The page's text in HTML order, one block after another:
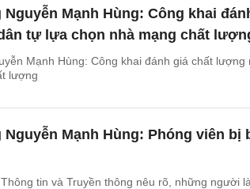
Mạnh Hùng: Công khai
tự lựa chọn nhà mạng chất
Mạnh Hùng: Công khai đánh giá chất
lượng
Mạnh Hùng: Phóng viên bị
tin và Truyền thông nêu rõ, những người